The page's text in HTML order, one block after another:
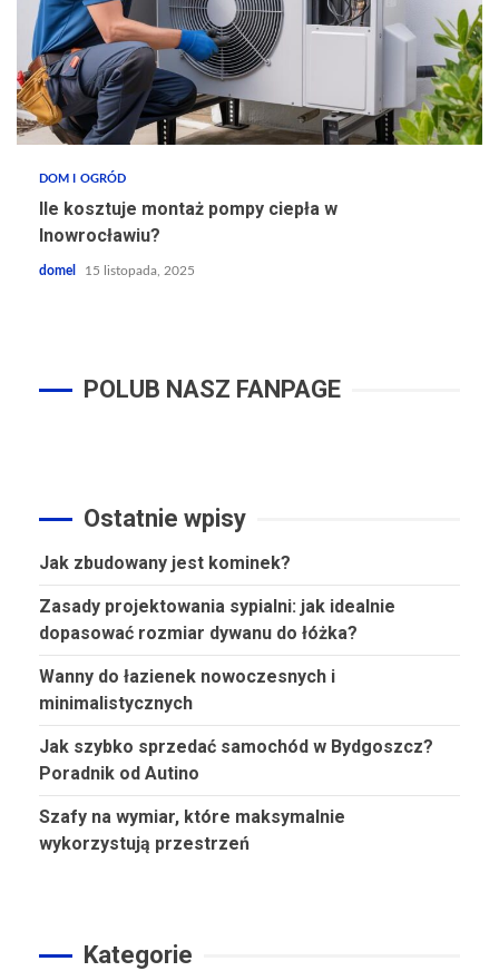
DOM I OGRÓD
Ile kosztuje montaż pompy ciepła w
Inowrocławiu?
domel 15 listopada, 2025
POLUB NASZ FANPAGE
Ostatnie wpisy
Jak zbudowany jest kominek?
Zasady projektowania sypialni: jak idealnie
dopasować rozmiar dywanu do łóżka?
Wanny do łazienek nowoczesnych i
minimalistycznych
Jak szybko sprzedać samochód w Bydgoszcz?
Poradnik od Autino
Szafy na wymiar, które maksymalnie
wykorzystują przestrzeń
Kategorie